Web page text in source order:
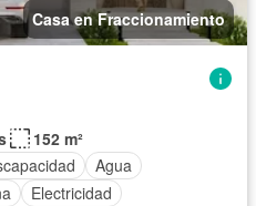
Casa en Fraccionamiento
152 m²
Agua
Electricidad